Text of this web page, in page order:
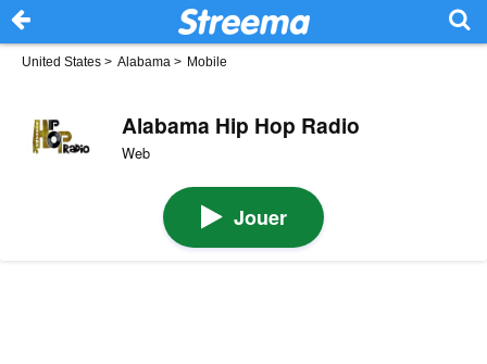
United States > Alabama > Mobile
Alabama Hip Hop Radio
Web
Jouer